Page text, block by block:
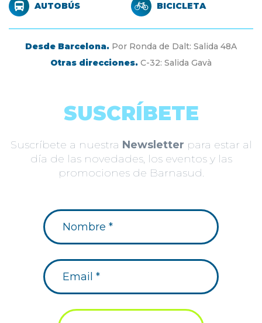
AUTOBÚS BICICLETA
Desde Barcelona. Por Ronda de Dalt: Salida 48A
Otras direcciones. C-32: Salida Gavà
SUSCRÍBETE
Suscríbete a nuestra Newsletter para estar al
día de las novedades, los eventos y las
promociones de Barnasud.